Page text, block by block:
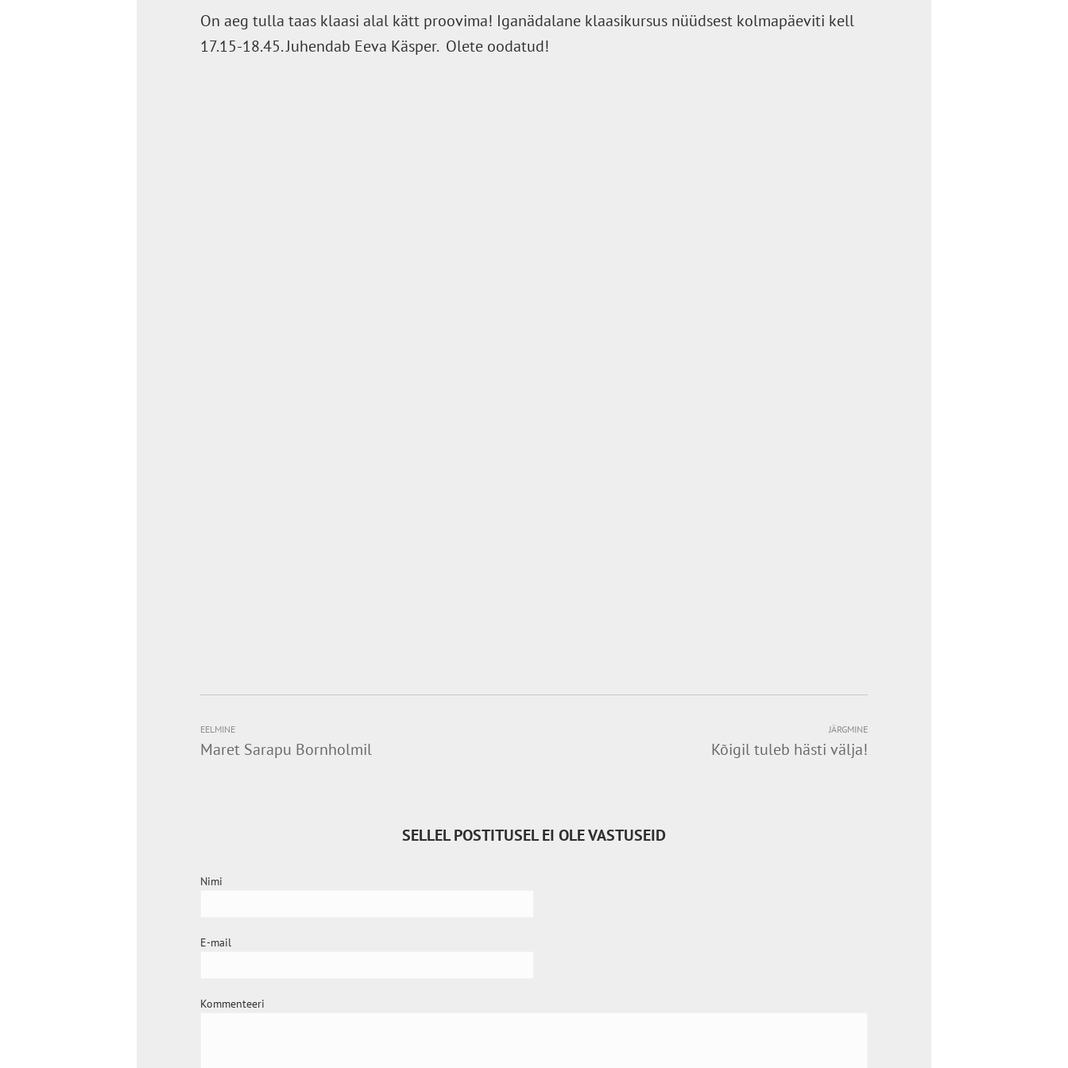
On aeg tulla taas klaasi alal kätt proovima! Iganädalane klaasikursus nüüdsest kolmapäeviti kell
17.15-18.45. Juhendab Eeva Käsper. Olete oodatud!
EELMINE
Maret Sarapu Bornholmil
JÄRGMINE
Kõigil tuleb hästi välja!
SELLEL POSTITUSEL EI OLE VASTUSEID
Nimi
E-mail
Kommenteeri